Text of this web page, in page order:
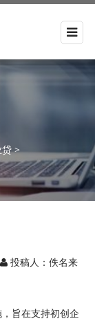
>
投稿人：佚名来
旨在支持初创企